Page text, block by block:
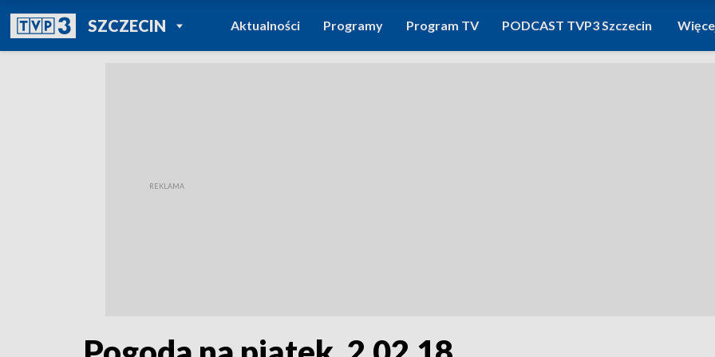
SZCZECINPOWRÓT DO
TVP REGIONY
Aktualności Programy Program TV PODCAST TVP3 Szczecin